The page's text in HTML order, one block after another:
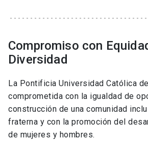
Compromiso con
Diversidad
La Pontificia Universidad Católica
comprometida con la igualdad de
construcción de una comunidad
fraterna y con la promoción del
de mujeres y hombres.